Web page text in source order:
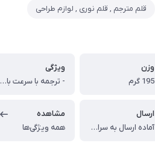
قلم مترجم , قلم نوری , لوازم طراحی
وزن
195 گرم
ویژگی
- ترجمه با سرعت بالا- مجهز به دستیار هوشیار
ارسال
آماده ارسال به سراسر کشور
مشاهده
همه ویژگی‌ها